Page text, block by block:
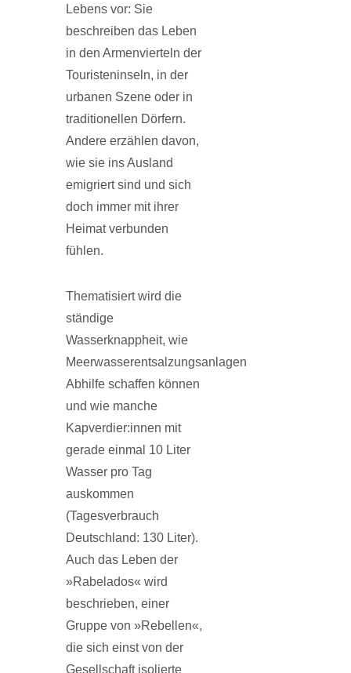
Lebens vor: Sie
beschreiben das Leben
in den Armenvierteln der
Touristeninseln, in der
urbanen Szene oder in
traditionellen Dörfern.
Andere erzählen davon,
wie sie ins Ausland
emigriert sind und sich
doch immer mit ihrer
Heimat verbunden
fühlen.
Thematisiert wird die
ständige
Wasserknappheit, wie
Meerwasserentsalzungsanlagen
Abhilfe schaffen können
und wie manche
Kapverdier:innen mit
gerade einmal 10 Liter
Wasser pro Tag
auskommen
(Tagesverbrauch
Deutschland: 130 Liter).
Auch das Leben der
»Rabelados« wird
beschrieben, einer
Gruppe von »Rebellen«,
die sich einst von der
Gesellschaft isolierte